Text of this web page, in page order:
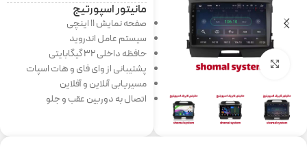
برای بزرگنمایی کلیک کنید
مانیتور اسپورتیج
صفحه نمایش 11 اینچی
سیستم عامل اندروید
حافظه داخلی 32 گیگابایتی
پشتیبانی از وای فای و هات اسپات
مسیریابی آنلاین و آفلاین
اتصال به دوربین عقب و جلو